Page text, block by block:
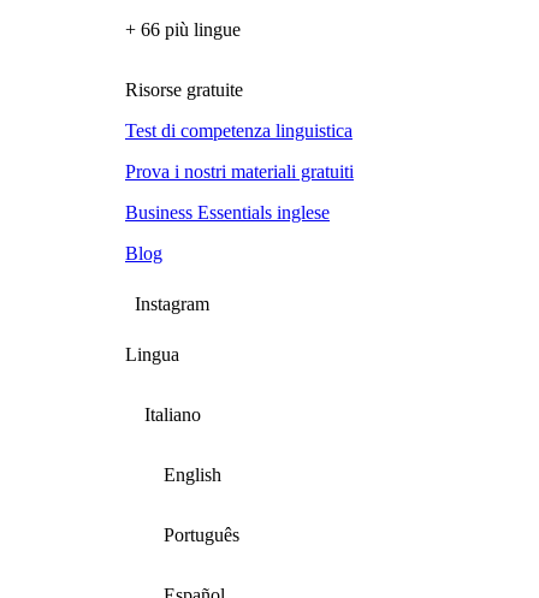
+ 66 più lingue
Risorse gratuite
Test di competenza linguistica
Prova i nostri materiali gratuiti
Business Essentials inglese
Blog
Instagram
Lingua
Italiano
English
Português